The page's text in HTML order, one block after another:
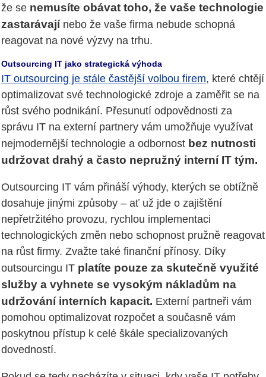
že se nemusíte obávat toho, že vaše technologie
zastarávajínebo že vaše firma nebude schopná
reagovat na nové výzvy na trhu.
Outsourcing IT jako strategická výhoda
IT outsourcing je stále častější volbou firem, které chtějí
optimalizovat své technologické zdroje a zaměřit se na
růst svého podnikání. Přesunutí odpovědnosti za
správu IT na externí partnery vám umožňuje využívat
nejmodernější technologie a odbornost bez nutnosti
udržovat drahý a často nepružný interní IT tým.
Outsourcing IT vám přináší výhody, kterých se obtížně
dosahuje jinými způsoby – ať už jde o zajištění
nepřetržitého provozu, rychlou implementaci
technologických změn nebo schopnost pružně reagovat
na růst firmy. Zvažte také finanční přínosy. Díky
outsourcingu IT platíte pouze za skutečně využité
služby a vyhnete se vysokým nákladům na
udržování interních kapacit. Externí partneři vám
pomohou optimalizovat rozpočet a současně vám
poskytnou přístup k celé škále specializovaných
dovedností.